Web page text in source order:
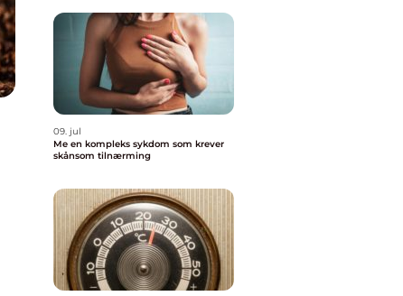
09. jul
Me en kompleks sykdom som krever
skånsom tilnærming